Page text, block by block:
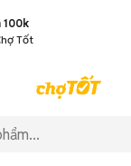
100k
Tốt